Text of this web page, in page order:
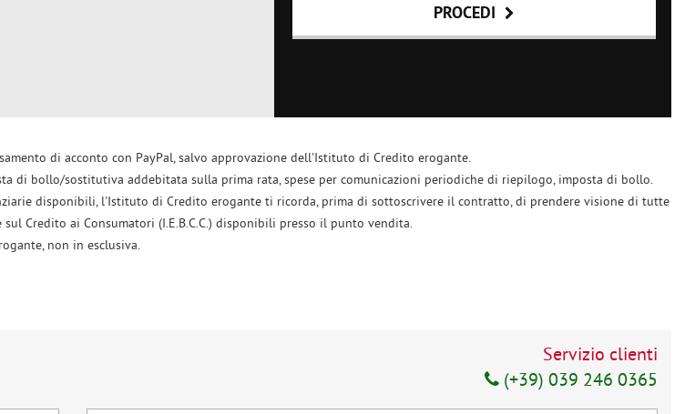
PROCEDI
di acconto con PayPal, salvo approvazione dell'Istituto di Credito erogante.
di bollo/sostitutiva addebitata sulla prima rata, spese per comunicazioni periodiche di riepilogo, imposta di bollo.
disponibili, l'Istituto di Credito erogante ti ricorda, prima di sottoscrivere il contratto, di prendere visione di tutte
Credito ai Consumatori (I.E.B.C.C.) disponibili presso il punto vendita.
non in esclusiva.
Servizio clienti
(+39) 039 246 0365